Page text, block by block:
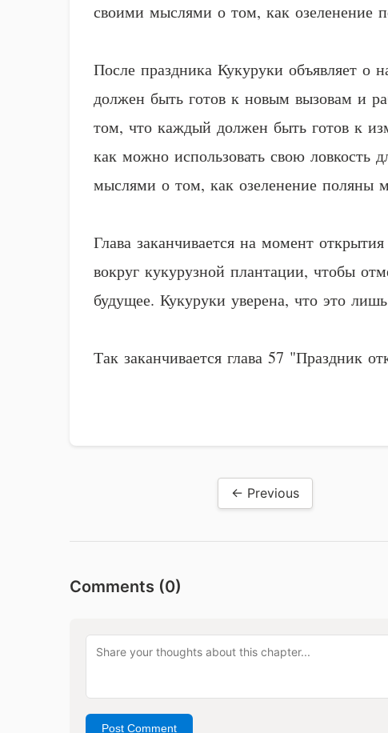
своими мыслями о том, как озеленение
После праздника Кукуруки объявляет о
должен быть готов к новым вызовам и
том, что каждый должен быть готов к
как можно использовать свою ловкость
мыслями о том, как озеленение поляны
Глава заканчивается на момент
вокруг кукурузной плантации, чтобы
будущее. Кукуруки уверена, что это
Так заканчивается глава 57 "Праздник
← Previous
Comments (0)
Post Comment